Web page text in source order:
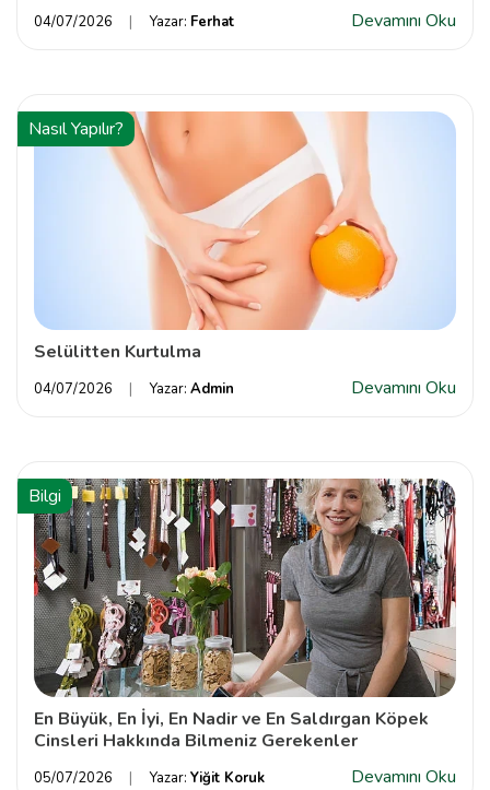
04/07/2026 Yazar: Ferhat Devamını Oku
Nasıl Yapılır?
Selülitten Kurtulma
04/07/2026 Yazar: Admin Devamını Oku
Bilgi
En Büyük, En İyi, En Nadir ve En Saldırgan Köpek
Cinsleri Hakkında Bilmeniz Gerekenler
05/07/2026 Yazar: Yiğit Koruk Devamını Oku